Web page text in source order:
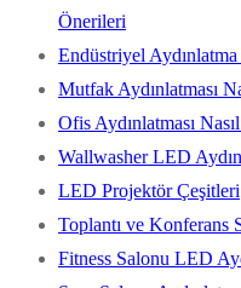
Önerileri
Endüstriyel
Mutfak Aydınlatması
Ofis Aydınlatması Nasıl
Wallwasher LED
LED Projektör Çeşitleri
Toplantı ve Konferans
Fitness Salonu LED